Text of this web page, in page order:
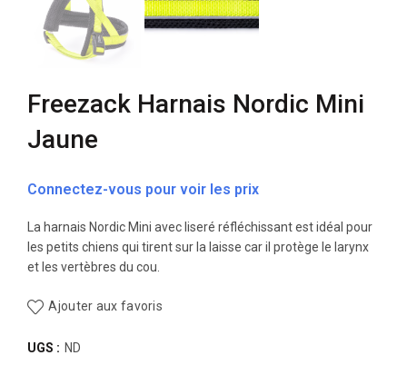
Freezack Harnais Nordic Mini
Jaune
Connectez-vous pour voir les prix
La harnais Nordic Mini avec liseré réfléchissant est idéal pour
les petits chiens qui tirent sur la laisse car il protège le larynx
et les vertèbres du cou.
Ajouter aux favoris
UGS : ND